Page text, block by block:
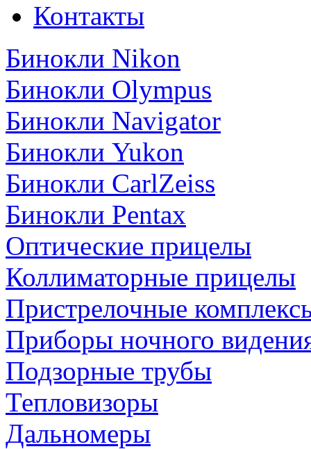
Контакты
Бинокли Nikon
Бинокли Olympus
Бинокли Navigator
Бинокли Yukon
Бинокли CarlZeiss
Бинокли Pentax
Оптические прицелы
Коллиматорные прицелы
Пристрелочные
Приборы ночного
Подзорные трубы
Тепловизоры
Дальномеры